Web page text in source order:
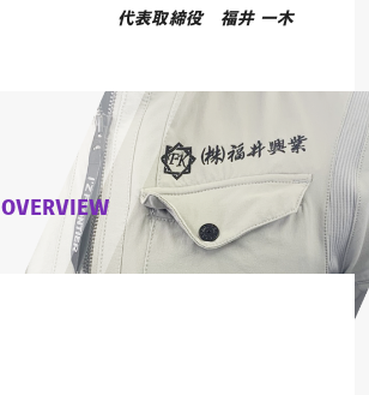
代表取締役 福井 一木
OVERVIEW